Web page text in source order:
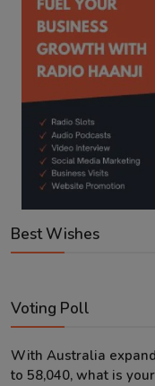
Best Wishes
Voting Poll
With Australia
to 58,040, what is